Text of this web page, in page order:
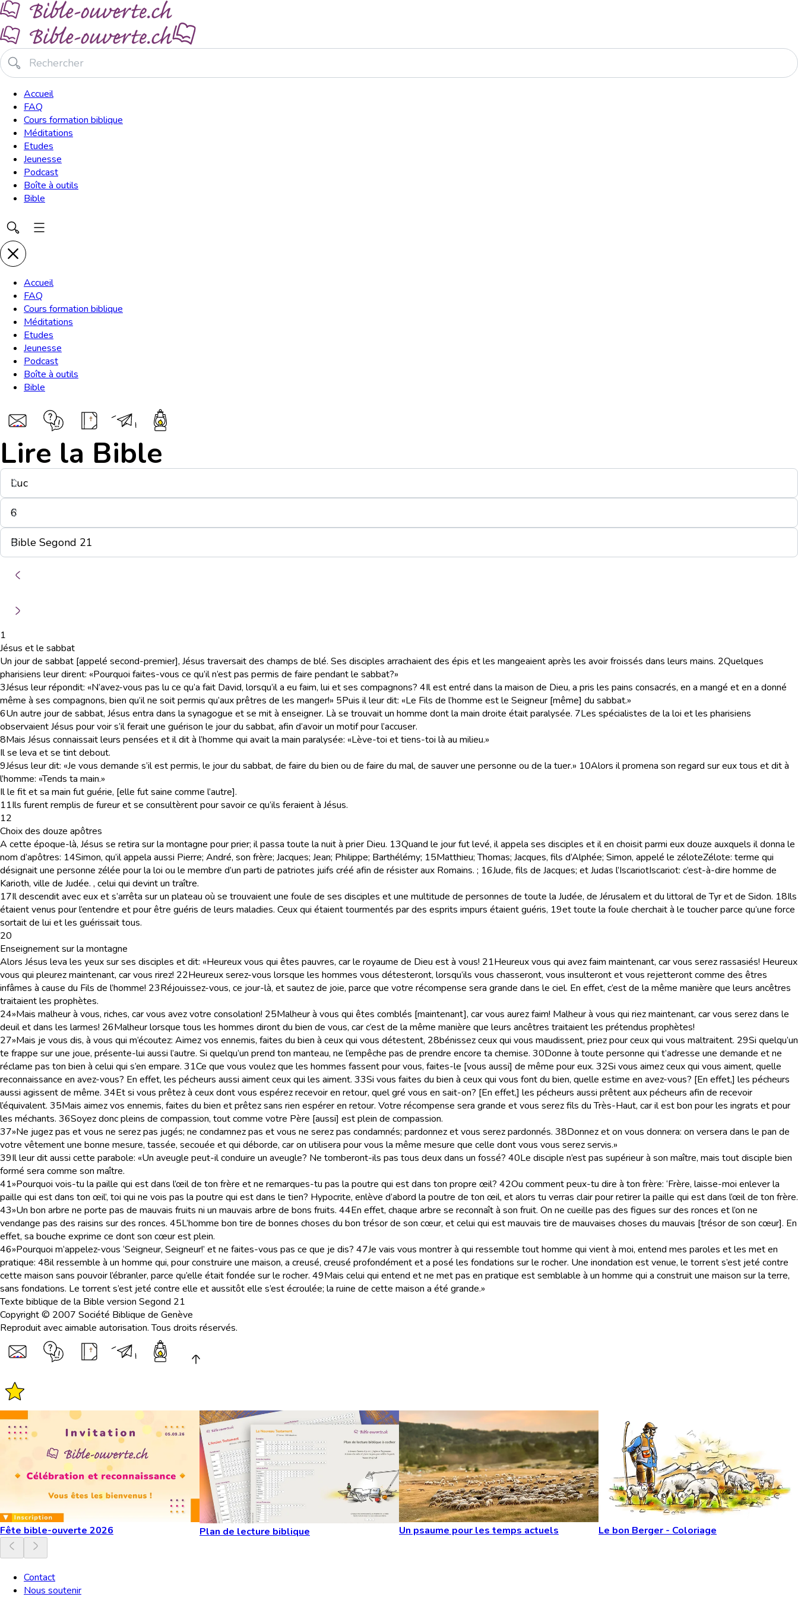
Accueil
FAQ
Cours formation biblique
Méditations
Etudes
Jeunesse
Podcast
Boîte à outils
Bible
Accueil
FAQ
Cours formation biblique
Méditations
Etudes
Jeunesse
Podcast
Boîte à outils
Bible
Lire la Bible
1
Jésus et le sabbat
Un jour de sabbat [appelé second-premier], Jésus traversait des champs de blé. Ses disciples arrachaient des épis et les mangeaient après les avoir froissés dans leurs mains. 2Quelques
pharisiens leur dirent: «Pourquoi faites-vous ce qu’il n’est pas permis de faire pendant le sabbat?»
3Jésus leur répondit: «N’avez-vous pas lu ce qu’a fait David, lorsqu’il a eu faim, lui et ses compagnons? 4Il est entré dans la maison de Dieu, a pris les pains consacrés, en a mangé et en a donné
même à ses compagnons, bien qu’il ne soit permis qu’aux prêtres de les manger!» 5Puis il leur dit: «Le Fils de l’homme est le Seigneur [même] du sabbat.»
6Un autre jour de sabbat, Jésus entra dans la synagogue et se mit à enseigner. Là se trouvait un homme dont la main droite était paralysée. 7Les spécialistes de la loi et les pharisiens
observaient Jésus pour voir s’il ferait une guérison le jour du sabbat, afin d’avoir un motif pour l’accuser.
8Mais Jésus connaissait leurs pensées et il dit à l’homme qui avait la main paralysée: «Lève-toi et tiens-toi là au milieu.»
Il se leva et se tint debout.
9Jésus leur dit: «Je vous demande s’il est permis, le jour du sabbat, de faire du bien ou de faire du mal, de sauver une personne ou de la tuer.» 10Alors il promena son regard sur eux tous et dit à
l’homme: «Tends ta main.»
Il le fit et sa main fut guérie, [elle fut saine comme l’autre].
11Ils furent remplis de fureur et se consultèrent pour savoir ce qu’ils feraient à Jésus.
12
Choix des douze apôtres
A cette époque-là, Jésus se retira sur la montagne pour prier; il passa toute la nuit à prier Dieu. 13Quand le jour fut levé, il appela ses disciples et il en choisit parmi eux douze auxquels il donna le
nom d’apôtres: 14Simon, qu’il appela aussi Pierre; André, son frère; Jacques; Jean; Philippe; Barthélémy; 15Matthieu; Thomas; Jacques, fils d’Alphée; Simon, appelé le zéloteZélote: terme qui
désignait une personne zélée pour la loi ou le membre d’un parti de patriotes juifs créé afin de résister aux Romains. ; 16Jude, fils de Jacques; et Judas l’IscariotIscariot: c’est-à-dire homme de
Karioth, ville de Judée. , celui qui devint un traître.
17Il descendit avec eux et s’arrêta sur un plateau où se trouvaient une foule de ses disciples et une multitude de personnes de toute la Judée, de Jérusalem et du littoral de Tyr et de Sidon. 18Ils
étaient venus pour l’entendre et pour être guéris de leurs maladies. Ceux qui étaient tourmentés par des esprits impurs étaient guéris, 19et toute la foule cherchait à le toucher parce qu’une force
sortait de lui et les guérissait tous.
20
Enseignement sur la montagne
Alors Jésus leva les yeux sur ses disciples et dit: «Heureux vous qui êtes pauvres, car le royaume de Dieu est à vous! 21Heureux vous qui avez faim maintenant, car vous serez rassasiés! Heureux
vous qui pleurez maintenant, car vous rirez! 22Heureux serez-vous lorsque les hommes vous détesteront, lorsqu’ils vous chasseront, vous insulteront et vous rejetteront comme des êtres
infâmes à cause du Fils de l’homme! 23Réjouissez-vous, ce jour-là, et sautez de joie, parce que votre récompense sera grande dans le ciel. En effet, c’est de la même manière que leurs ancêtres
traitaient les prophètes.
24»Mais malheur à vous, riches, car vous avez votre consolation! 25Malheur à vous qui êtes comblés [maintenant], car vous aurez faim! Malheur à vous qui riez maintenant, car vous serez dans le
deuil et dans les larmes! 26Malheur lorsque tous les hommes diront du bien de vous, car c’est de la même manière que leurs ancêtres traitaient les prétendus prophètes!
27»Mais je vous dis, à vous qui m’écoutez: Aimez vos ennemis, faites du bien à ceux qui vous détestent, 28bénissez ceux qui vous maudissent, priez pour ceux qui vous maltraitent. 29Si quelqu’un
te frappe sur une joue, présente-lui aussi l’autre. Si quelqu’un prend ton manteau, ne l’empêche pas de prendre encore ta chemise. 30Donne à toute personne qui t’adresse une demande et ne
réclame pas ton bien à celui qui s’en empare. 31Ce que vous voulez que les hommes fassent pour vous, faites-le [vous aussi] de même pour eux. 32Si vous aimez ceux qui vous aiment, quelle
reconnaissance en avez-vous? En effet, les pécheurs aussi aiment ceux qui les aiment. 33Si vous faites du bien à ceux qui vous font du bien, quelle estime en avez-vous? [En effet,] les pécheurs
aussi agissent de même. 34Et si vous prêtez à ceux dont vous espérez recevoir en retour, quel gré vous en sait-on? [En effet,] les pécheurs aussi prêtent aux pécheurs afin de recevoir
l’équivalent. 35Mais aimez vos ennemis, faites du bien et prêtez sans rien espérer en retour. Votre récompense sera grande et vous serez fils du Très-Haut, car il est bon pour les ingrats et pour
les méchants. 36Soyez donc pleins de compassion, tout comme votre Père [aussi] est plein de compassion.
37»Ne jugez pas et vous ne serez pas jugés; ne condamnez pas et vous ne serez pas condamnés; pardonnez et vous serez pardonnés. 38Donnez et on vous donnera: on versera dans le pan de
votre vêtement une bonne mesure, tassée, secouée et qui déborde, car on utilisera pour vous la même mesure que celle dont vous vous serez servis.»
39Il leur dit aussi cette parabole: «Un aveugle peut-il conduire un aveugle? Ne tomberont-ils pas tous deux dans un fossé? 40Le disciple n’est pas supérieur à son maître, mais tout disciple bien
formé sera comme son maître.
41»Pourquoi vois-tu la paille qui est dans l’œil de ton frère et ne remarques-tu pas la poutre qui est dans ton propre œil? 42Ou comment peux-tu dire à ton frère: ‘Frère, laisse-moi enlever la
paille qui est dans ton œil’, toi qui ne vois pas la poutre qui est dans le tien? Hypocrite, enlève d’abord la poutre de ton œil, et alors tu verras clair pour retirer la paille qui est dans l’œil de ton frère.
43»Un bon arbre ne porte pas de mauvais fruits ni un mauvais arbre de bons fruits. 44En effet, chaque arbre se reconnaît à son fruit. On ne cueille pas des figues sur des ronces et l’on ne
vendange pas des raisins sur des ronces. 45L’homme bon tire de bonnes choses du bon trésor de son cœur, et celui qui est mauvais tire de mauvaises choses du mauvais [trésor de son cœur]. En
effet, sa bouche exprime ce dont son cœur est plein.
46»Pourquoi m’appelez-vous ‘Seigneur, Seigneur!’ et ne faites-vous pas ce que je dis? 47Je vais vous montrer à qui ressemble tout homme qui vient à moi, entend mes paroles et les met en
pratique: 48il ressemble à un homme qui, pour construire une maison, a creusé, creusé profondément et a posé les fondations sur le rocher. Une inondation est venue, le torrent s’est jeté contre
cette maison sans pouvoir l’ébranler, parce qu’elle était fondée sur le rocher. 49Mais celui qui entend et ne met pas en pratique est semblable à un homme qui a construit une maison sur la terre,
sans fondations. Le torrent s’est jeté contre elle et aussitôt elle s’est écroulée; la ruine de cette maison a été grande.»
Texte biblique de la Bible version Segond 21
Copyright © 2007 Société Biblique de Genève
Reproduit avec aimable autorisation. Tous droits réservés.
Fête bible-ouverte 2026 Plan de lecture biblique Un psaume pour les temps actuels Le bon Berger - Coloriage
Contact
Nous soutenir